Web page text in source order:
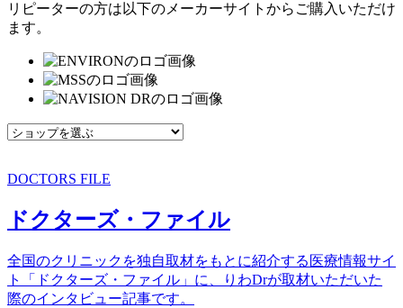
リピーターの方は以下のメーカーサイトからご購入いただけ
ます。
DOCTORS FILE
ドクターズ・ファイル
全国のクリニックを独自取材をもとに紹介する医療情報サイ
ト「ドクターズ・ファイル」に、りわDrが取材いただいた
際のインタビュー記事です。